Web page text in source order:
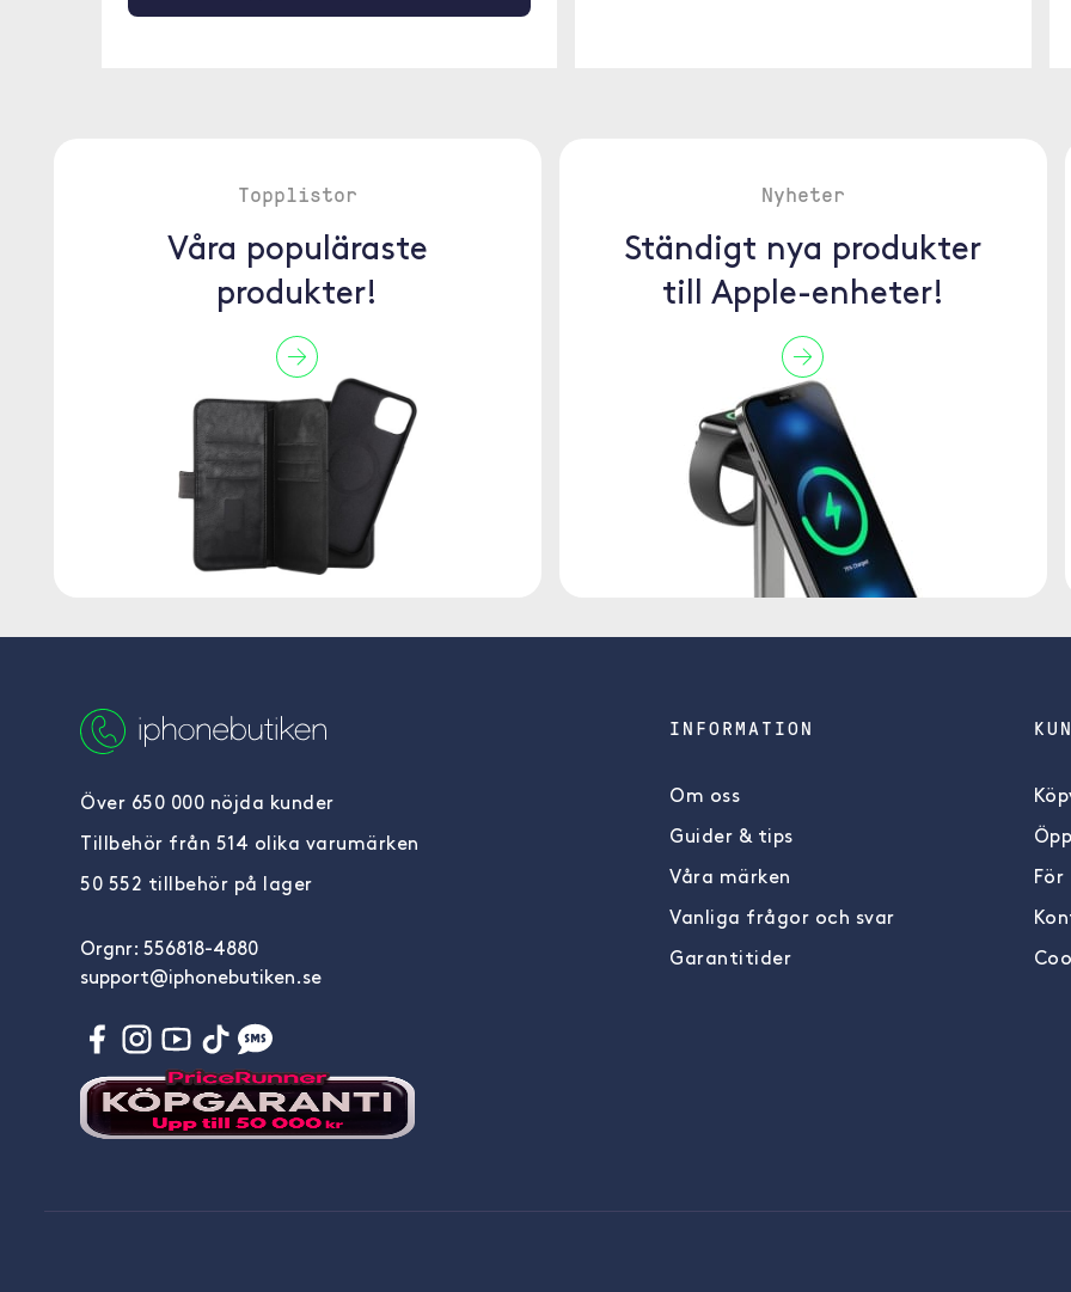
Topplistor
Våra populäraste
produkter!
Nyheter
Ständigt nya produkter
till Apple-enheter!
Över 650 000 nöjda kunder
Tillbehör från 514 olika varumärken
50 552 tillbehör på lager
Orgnr: 556818-4880
support@iphonebutiken.se
INFORMATION
Om oss
Guider & tips
Våra märken
Vanliga frågor och svar
Garantitider